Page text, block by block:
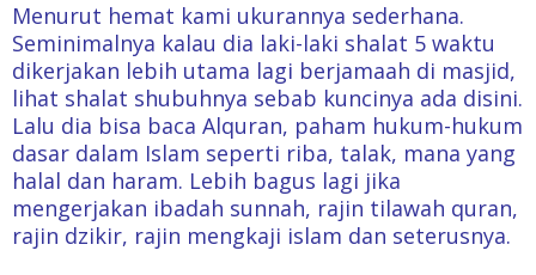
Menurut hemat kami ukurannya sederhana.
Seminimalnya kalau dia laki-laki shalat 5 waktu
dikerjakan lebih utama lagi berjamaah di masjid,
lihat shalat shubuhnya sebab kuncinya ada disini.
Lalu dia bisa baca Alquran, paham hukum-hukum
dasar dalam Islam seperti riba, talak, mana yang
halal dan haram. Lebih bagus lagi jika
mengerjakan ibadah sunnah, rajin tilawah quran,
rajin dzikir, rajin mengkaji islam dan seterusnya.